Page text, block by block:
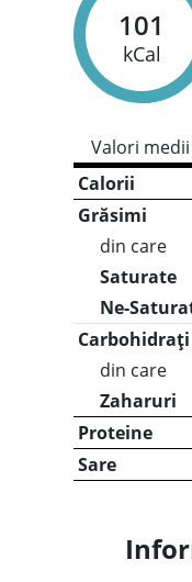
101
kCal
Valori
Calorii
Grăsimi
din care
Saturate
Ne-
Carbohidrați
din care
Zaharuri
Proteine
Sare